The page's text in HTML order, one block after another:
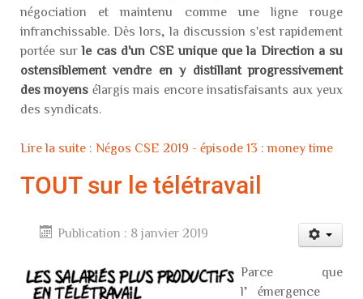
négociation et maintenu comme une ligne rouge
infranchissable. Dès lors, la discussion s'est rapidement
portée surle cas d'un CSE unique que la Direction a su
ostensiblement vendre en y distillant progressivement
des moyens élargis mais encore insatisfaisants aux yeux
des syndicats.
Lire la suite : Négos CSE 2019 - épisode 13 : money time
TOUT sur le télétravail
Publication : 8 janvier 2019
Parce que
l’émergence